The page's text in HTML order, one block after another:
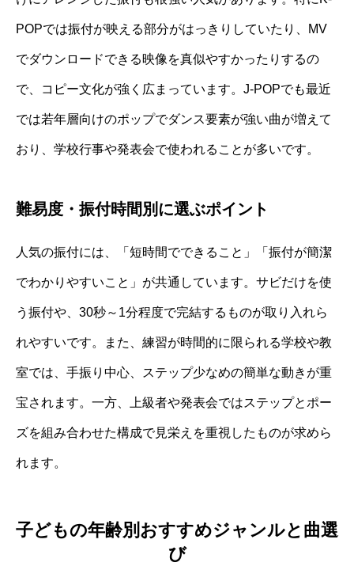
POPでは振付が映える部分がはっきりしていたり、MV
でダウンロードできる映像を真似やすかったりするの
で、コピー文化が強く広まっています。J-POPでも最近
では若年層向けのポップでダンス要素が強い曲が増えて
おり、学校行事や発表会で使われることが多いです。
難易度・振付時間別に選ぶポイント
人気の振付には、「短時間でできること」「振付が簡潔
でわかりやすいこと」が共通しています。サビだけを使
う振付や、30秒～1分程度で完結するものが取り入れら
れやすいです。また、練習が時間的に限られる学校や教
室では、手振り中心、ステップ少なめの簡単な動きが重
宝されます。一方、上級者や発表会ではステップとポー
ズを組み合わせた構成で見栄えを重視したものが求めら
れます。
子どもの年齢別おすすめジャンルと曲選
び